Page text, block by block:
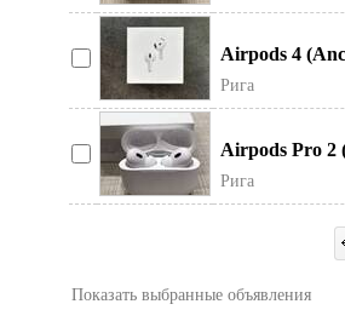
Airpods 4
pār
Рига
Airpods Pro 2
bez
Рига
Показать выбранные объявления